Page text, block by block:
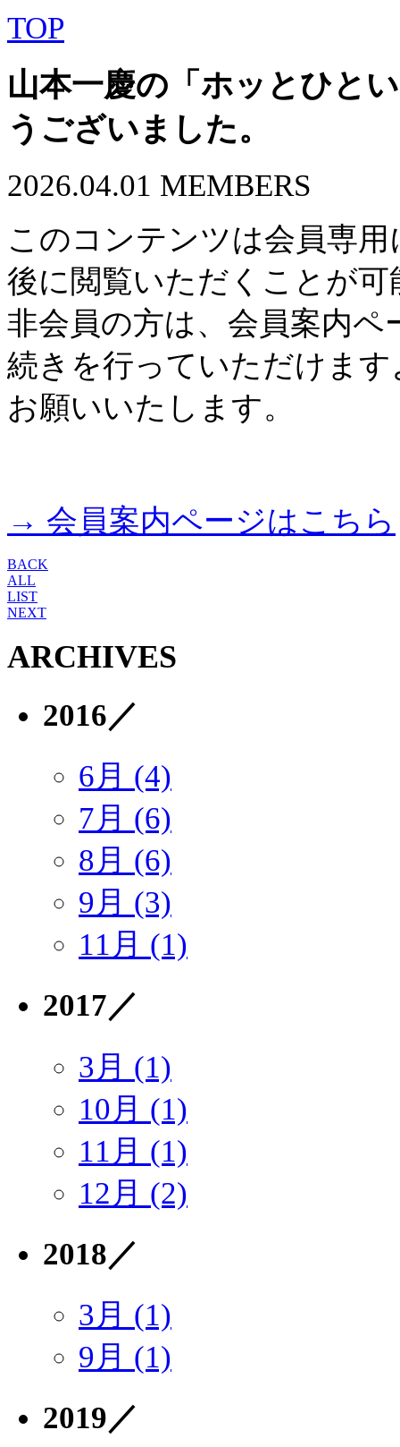
TOP
山本一慶の「ホッとひと
うございました。
2026.04.01 MEMBERS
このコンテンツは会員専
後に閲覧いただくことが可
非会員の方は、会員案内
続きを行っていただけます
お願いいたします。
→ 会員案内ページはこちら
BACK
ALL
LIST
NEXT
ARCHIVES
2016／
6月 (4)
7月 (6)
8月 (6)
9月 (3)
11月 (1)
2017／
3月 (1)
10月 (1)
11月 (1)
12月 (2)
2018／
3月 (1)
9月 (1)
2019／